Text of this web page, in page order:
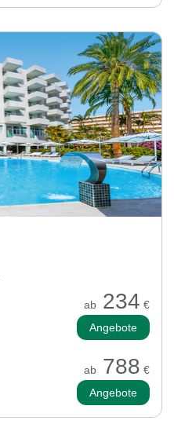
ab 234 €
Angebote
ab 788 €
Angebote